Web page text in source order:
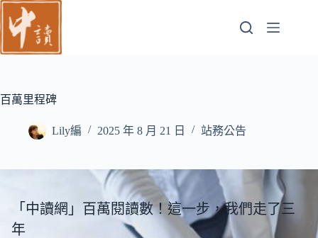
跳
至
主
容
百萬里程碑
Lily編 2025 年 8 月 21 日 站務公告
「中讀網」百萬閱讀數！這一步，我們走了三
年